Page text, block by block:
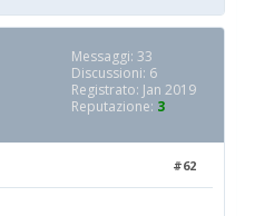
Messaggi: 33
Discussioni: 6
Registrato: Jan 2019
Reputazione: 3
#62